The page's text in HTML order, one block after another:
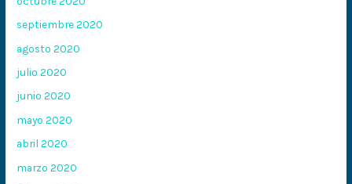
septiembre 2020
agosto 2020
julio 2020
junio 2020
mayo 2020
abril 2020
marzo 2020